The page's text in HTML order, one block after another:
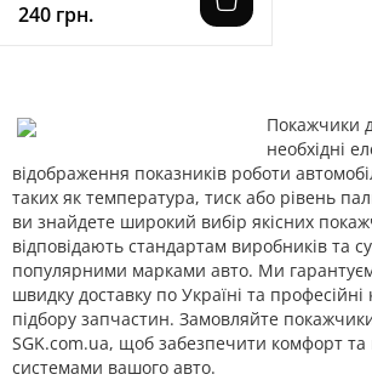
240 грн.
Покажчики
необхідні
відображення показників роботи
таких як температура, тиск або рівень
ви знайдете широкий вибір якісних
відповідають стандартам виробників та
популярними марками авто. Ми
швидку доставку по Україні та професійні
підбору запчастин. Замовляйте
SGK.com.ua, щоб забезпечити комфорт та
системами вашого авто.